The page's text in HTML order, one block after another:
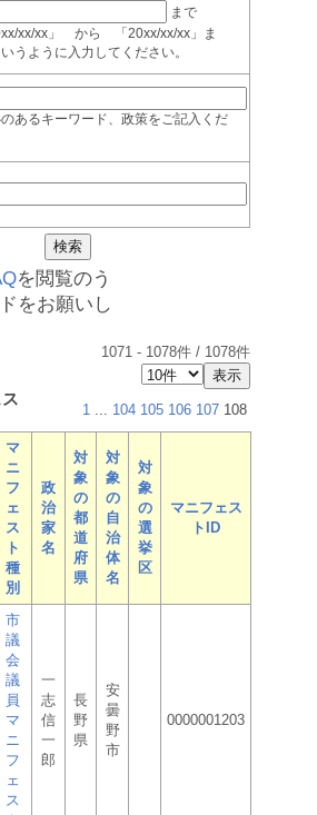
まで
xx/xx」 から 「20xx/xx/xx」ま
うように入力してください。
あるキーワード、政策をご記入くだ
を閲覧のう
をお願いし
1071 - 1078件 / 1078件
1 ... 104 105 106 107 108
マ
ニ
フ
ェ
ス
ト
種
別
政
治
家
名
対
象
の
都
道
府
県
対
象
の
自
治
体
名
対
象
の
選
挙
区
マニフェス
トID
市
議
会
議
員
マ
ニ
フ
ェ
ス
一
志
信
一
郎
長
野
県
安
曇
野
市
0000001203